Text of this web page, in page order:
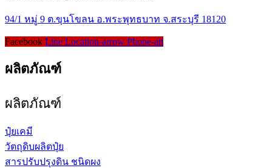
94/1 หมู่ 9 ต.ขุนโขลน อ.พระพุทธบาท จ.สระบุรี 18120
Facebook Line Location-arrow Phone-alt
ผลิตภัณฑ์
ผลิตภัณฑ์
ปุ๋ยเคมี
วัตถุดิบผลิตปุ๋ย
สารปรับปรุงดิน ชนิดผง